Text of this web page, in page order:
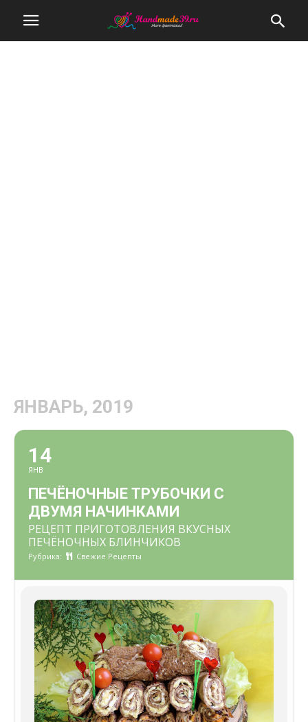
ЯНВАРЬ, 2019
14
ЯНВ
ПЕЧЁНОЧНЫЕ ТРУБОЧКИ С
ДВУМЯ НАЧИНКАМИ
РЕЦЕПТ ПРИГОТОВЛЕНИЯ ВКУСНЫХ
ПЕЧЁНОЧНЫХ БЛИНЧИКОВ
Рубрика: Свежие Рецепты